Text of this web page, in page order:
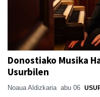
Donostiako Musika
Usurbilen
Noaua Aldizkaria abu 06